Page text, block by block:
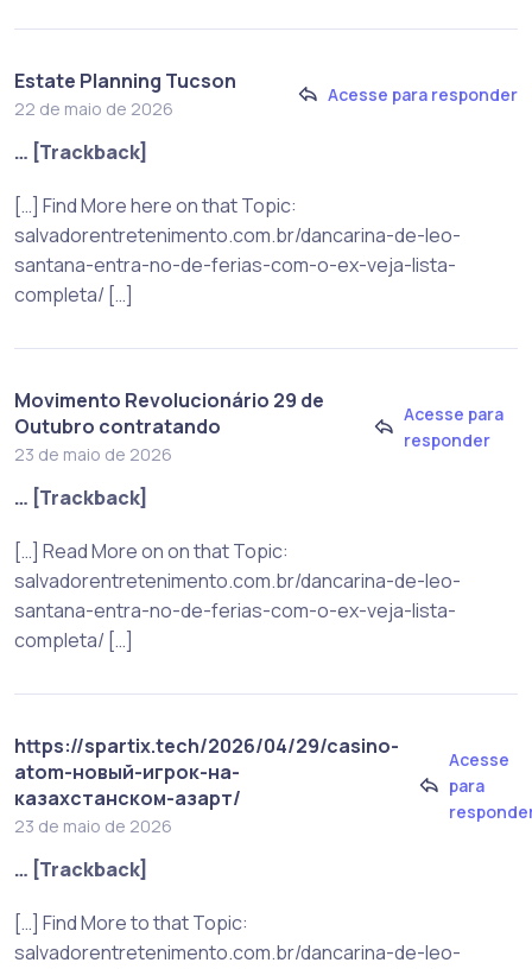
Estate Planning Tucson
22 de maio de 2026
Acesse para responder
… [Trackback]
[…] Find More here on that Topic:
salvadorentretenimento.com.br/dancarina-de-leo-
santana-entra-no-de-ferias-com-o-ex-veja-lista-
completa/ […]
Movimento Revolucionário 29 de
Outubro contratando
23 de maio de 2026
Acesse para
responder
… [Trackback]
[…] Read More on on that Topic:
salvadorentretenimento.com.br/dancarina-de-leo-
santana-entra-no-de-ferias-com-o-ex-veja-lista-
completa/ […]
https://spartix.tech/2026/04/29/casino-
atom-новый-игрок-на-
казахстанском-азарт/
23 de maio de 2026
Acesse
para
… [Trackback]
[…] Find More to that Topic:
salvadorentretenimento.com.br/dancarina-de-leo-